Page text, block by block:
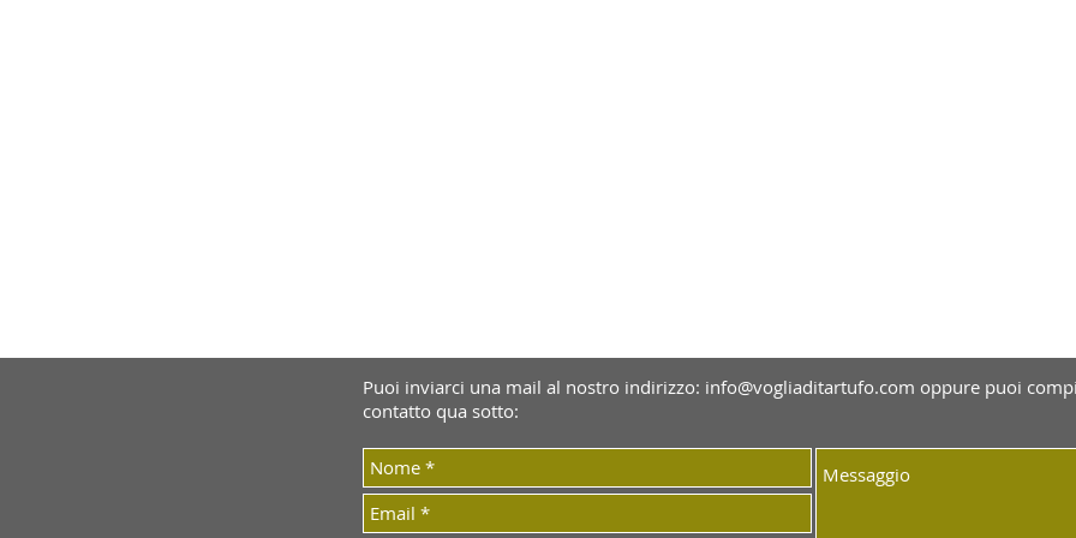
Puoi inviarci una mail al nostro indirizzo: info@vogliaditartufo.com oppure puoi
contatto qua sotto: